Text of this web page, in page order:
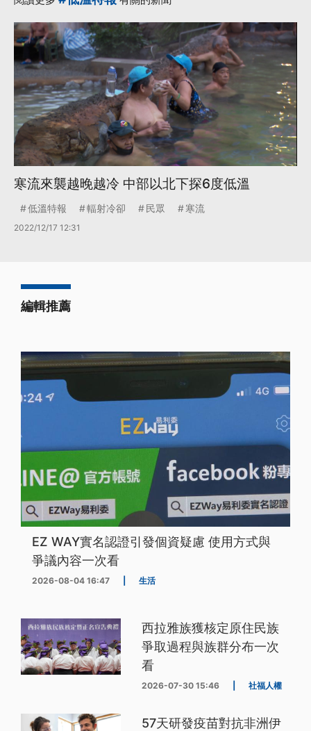
寒流來襲越晚越冷 中部以北下探6度低溫
低溫特報 輻射冷卻 民眾 寒流
2022/12/17 12:31
編輯推薦
EZ WAY實名認證引發個資疑慮 使用方式與
爭議內容一次看
2026-08-04 16:47 生活
西拉雅族獲核定原住民族
爭取過程與族群分布一次
看
2026-07-30 15:46 社福人權
57天研發疫苗對抗非洲伊